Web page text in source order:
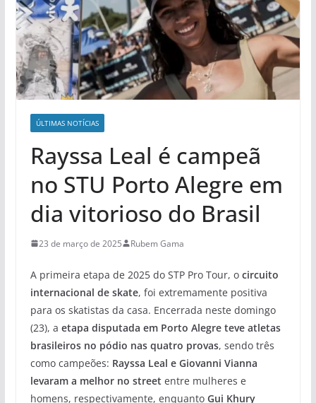
ÚLTIMAS NOTÍCIAS
Rayssa Leal é campeã
no STU Porto Alegre em
dia vitorioso do Brasil
23 de março de 2025 Rubem Gama
A primeira etapa de 2025 do STP Pro Tour, ocircuito
internacional de skate, foi extremamente positiva
para os skatistas da casa. Encerrada neste domingo
(23), a etapa disputada em Porto Alegre teve atletas
brasileiros no pódio nas quatro provas, sendo três
como campeões: Rayssa Leal e Giovanni Vianna
levaram a melhor no street entre mulheres e
homens, respectivamente, enquanto Gui Khury